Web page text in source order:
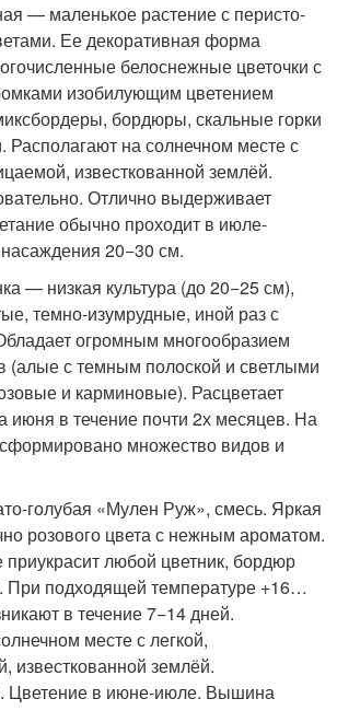
— маленькое растение с перисто-
Ее декоративная форма
белоснежные цветочки с
изобилующим цветением
бордюры, скальные горки
Располагают на солнечном месте с
известкованной землёй.
Отлично выдерживает
обычно проходит в июле-
20−30 см.
— низкая культура (до 20−25 см),
темно-изумрудные, иной раз с
огромным многообразием
(алые с темным полоской и светлыми
и карминовые). Расцветает
июня в течение почти 2х месяцев. На
сформировано множество видов и
голубая «Мулен Руж», смесь. Яркая
розового цвета с нежным ароматом.
приукрасит любой цветник, бордюр
При подходящей температуре +16…
в течение 7−14 дней.
месте с легкой,
известкованной землёй.
Цветение в июне-июле. Вышина